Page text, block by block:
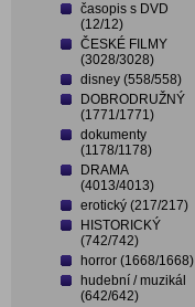
časopis s DVD
(12/12)
ČESKÉ FILMY
(3028/3028)
disney (558/558)
DOBRODRUŽNÝ
(1771/1771)
dokumenty
(1178/1178)
DRAMA
(4013/4013)
erotický (217/217)
HISTORICKÝ
(742/742)
horror (1668/1668)
hudební / muzikál
(642/642)